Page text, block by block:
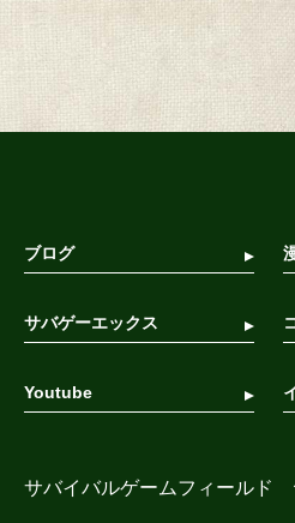
サバイバルゲームフィールド
ブログ
サバゲーエックス
Youtube